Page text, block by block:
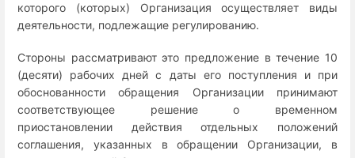
которого (которых) Организация осуществляет виды
деятельности, подлежащие регулированию.
Стороны рассматривают это предложение в течение 10
(десяти) рабочих дней с даты его поступления и при
обоснованности обращения Организации принимают
соответствующее решение о временном
приостановлении действия отдельных положений
соглашения, указанных в обращении Организации, в